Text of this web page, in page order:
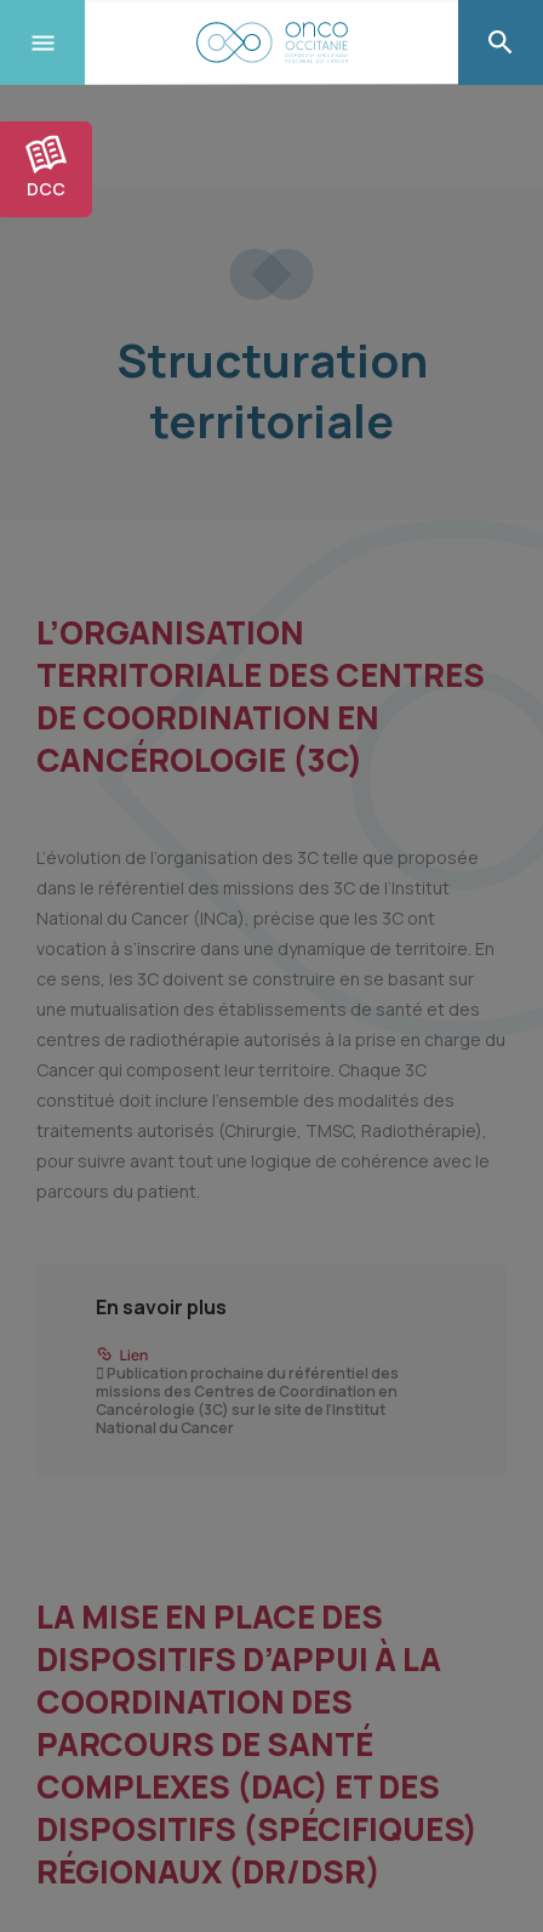
DCC
Structuration
territoriale
L’ORGANISATION
TERRITORIALE DES CENTRES
DE COORDINATION EN
CANCÉROLOGIE (3C)
L’évolution de l’organisation des 3C telle que proposée
dans le référentiel des missions des 3C de l’Institut
National du Cancer (INCa), précise que les 3C ont
vocation à s’inscrire dans une dynamique de territoire. En
ce sens, les 3C doivent se construire en se basant sur
une mutualisation des établissements de santé et des
centres de radiothérapie autorisés à la prise en charge du
Cancer qui composent leur territoire. Chaque 3C
constitué doit inclure l’ensemble des modalités des
traitements autorisés (Chirurgie, TMSC, Radiothérapie),
pour suivre avant tout une logique de cohérence avec le
parcours du patient.
En savoir plus
 Publication prochaine du référentiel des
missions des Centres de Coordination en
Cancérologie (3C) sur le site de l’Institut
National du Cancer
LA MISE EN PLACE DES
DISPOSITIFS D’APPUI À LA
COORDINATION DES
PARCOURS DE SANTÉ
COMPLEXES (DAC) ET DES
DISPOSITIFS (SPÉCIFIQUES)
RÉGIONAUX (DR/DSR)